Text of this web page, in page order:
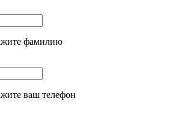
фамилию
ваш телефон